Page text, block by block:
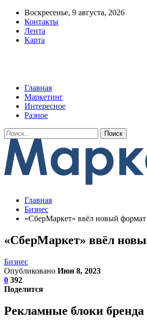
Воскресенье, 9 августа, 2026
Контакты
Лента
Карта
Главная
Маркетинг
Интересное
Разное
Главная
Бизнес
«СберМаркет» ввёл новый
«СберМаркет» ввёл
Бизнес
Опубликовано Июн 8, 2023
0 392
Поделится
Рекламные блоки бренда